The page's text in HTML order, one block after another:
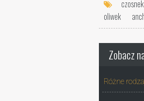
czosnek
oliwek
Zobacz
Różne